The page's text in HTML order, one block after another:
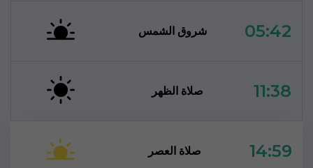
شروق الشمس 05:42
صلاة الظهر 11:38
صلاة العصر 14:59